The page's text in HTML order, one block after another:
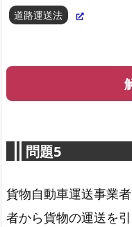
道路運送法
問題5
貨物自動車運送事業
者から貨物の運送を